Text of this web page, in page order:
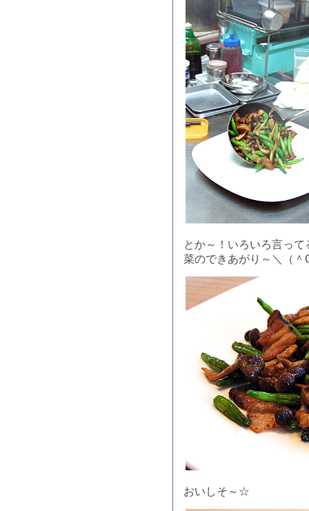
とか～！いろいろ言っ
菜のできあがり～＼（＾
おいしそ～☆